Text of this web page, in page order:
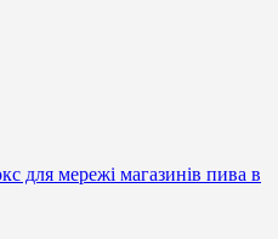
для мережі магазинів пива в